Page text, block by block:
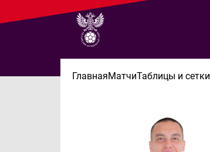
ГлавнаяМатчиТаблицы и сетки